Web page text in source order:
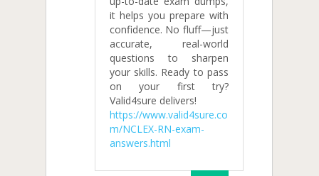
it helps you prepare with
confidence. No fluff—just
accurate, real-world
questions to sharpen
your skills. Ready to pass
on your first try?
Valid4sure delivers!
https://www.valid4sure.co
m/NCLEX-RN-exam-
answers.html